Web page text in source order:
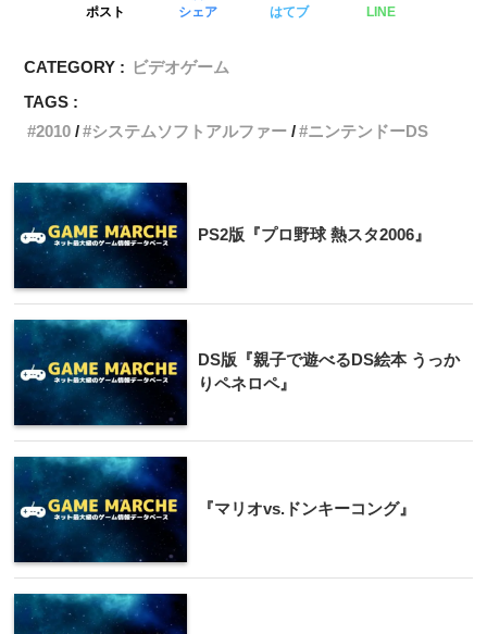
ポスト シェア はてブ LINE
CATEGORY : ビデオゲーム
TAGS :
2010
システムソフトアルファー ニンテンドーDS
PS2版『プロ野球 熱スタ2006』
DS版『親子で遊べるDS絵本 うっか
りペネロペ』
『マリオvs.ドンキーコング』